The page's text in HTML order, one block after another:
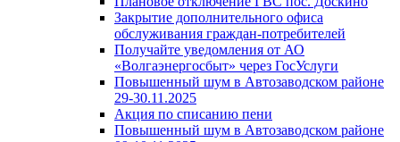
Закрытие дополнительного офиса
обслуживания граждан-потребителей
Получайте уведомления от АО
«Волгаэнергосбыт» через ГосУслуги
Повышенный шум в Автозаводском районе
29-30.11.2025
Акция по списанию пени
Повышенный шум в Автозаводском районе